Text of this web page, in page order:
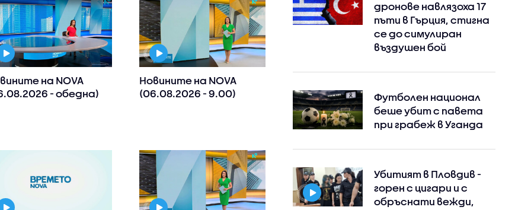
на NOVA
- обедна)
Новините на NOVA
(06.08.2026 - 9.00)
дронове навлязоха 17
пъти в Гърция, стигна
се до симулиран
въздушен бой
Футболен национал
беше убит с павета
при грабеж в Уганда
Убитият в Пловдив -
горен с цигари и с
обръснати вежди,